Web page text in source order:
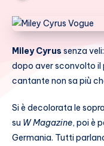
Miley Cyrus senza
dopo aver sconvolto il
cantante non sa più
Si è decolorata le
su W Magazine, poi è
Germania. Tutti